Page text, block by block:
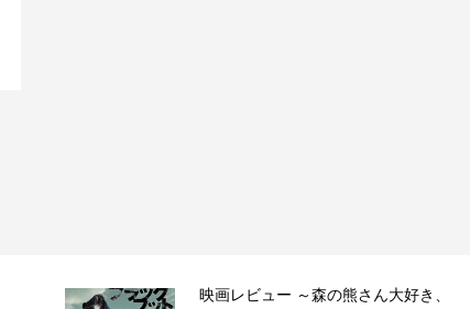
映画レビュー ～森の熊さん大好き、